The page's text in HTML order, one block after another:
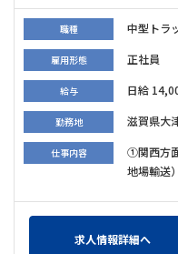
職種 中型トラ
雇用形態 正社員
給与 日給
勤務地 滋賀県大
仕事内容
①関西方
地場輸送）
求人情報詳細へ